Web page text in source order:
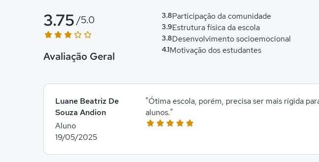
Avaliação Geral
3.75 /5.0 3.8Participação da comunidade
3.9Estrutura física da escola
3.8Desenvolvimento socioemocional
4.1Motivação dos estudantes
Luane Beatriz De
Souza Andion
Aluno
19/05/2025
"Ótima escola, porém, precisa ser mais rígida
alunos."